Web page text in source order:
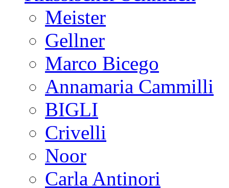
Meister
Gellner
Marco Bicego
Annamaria Cammilli
BIGLI
Crivelli
Noor
Carla Antinori